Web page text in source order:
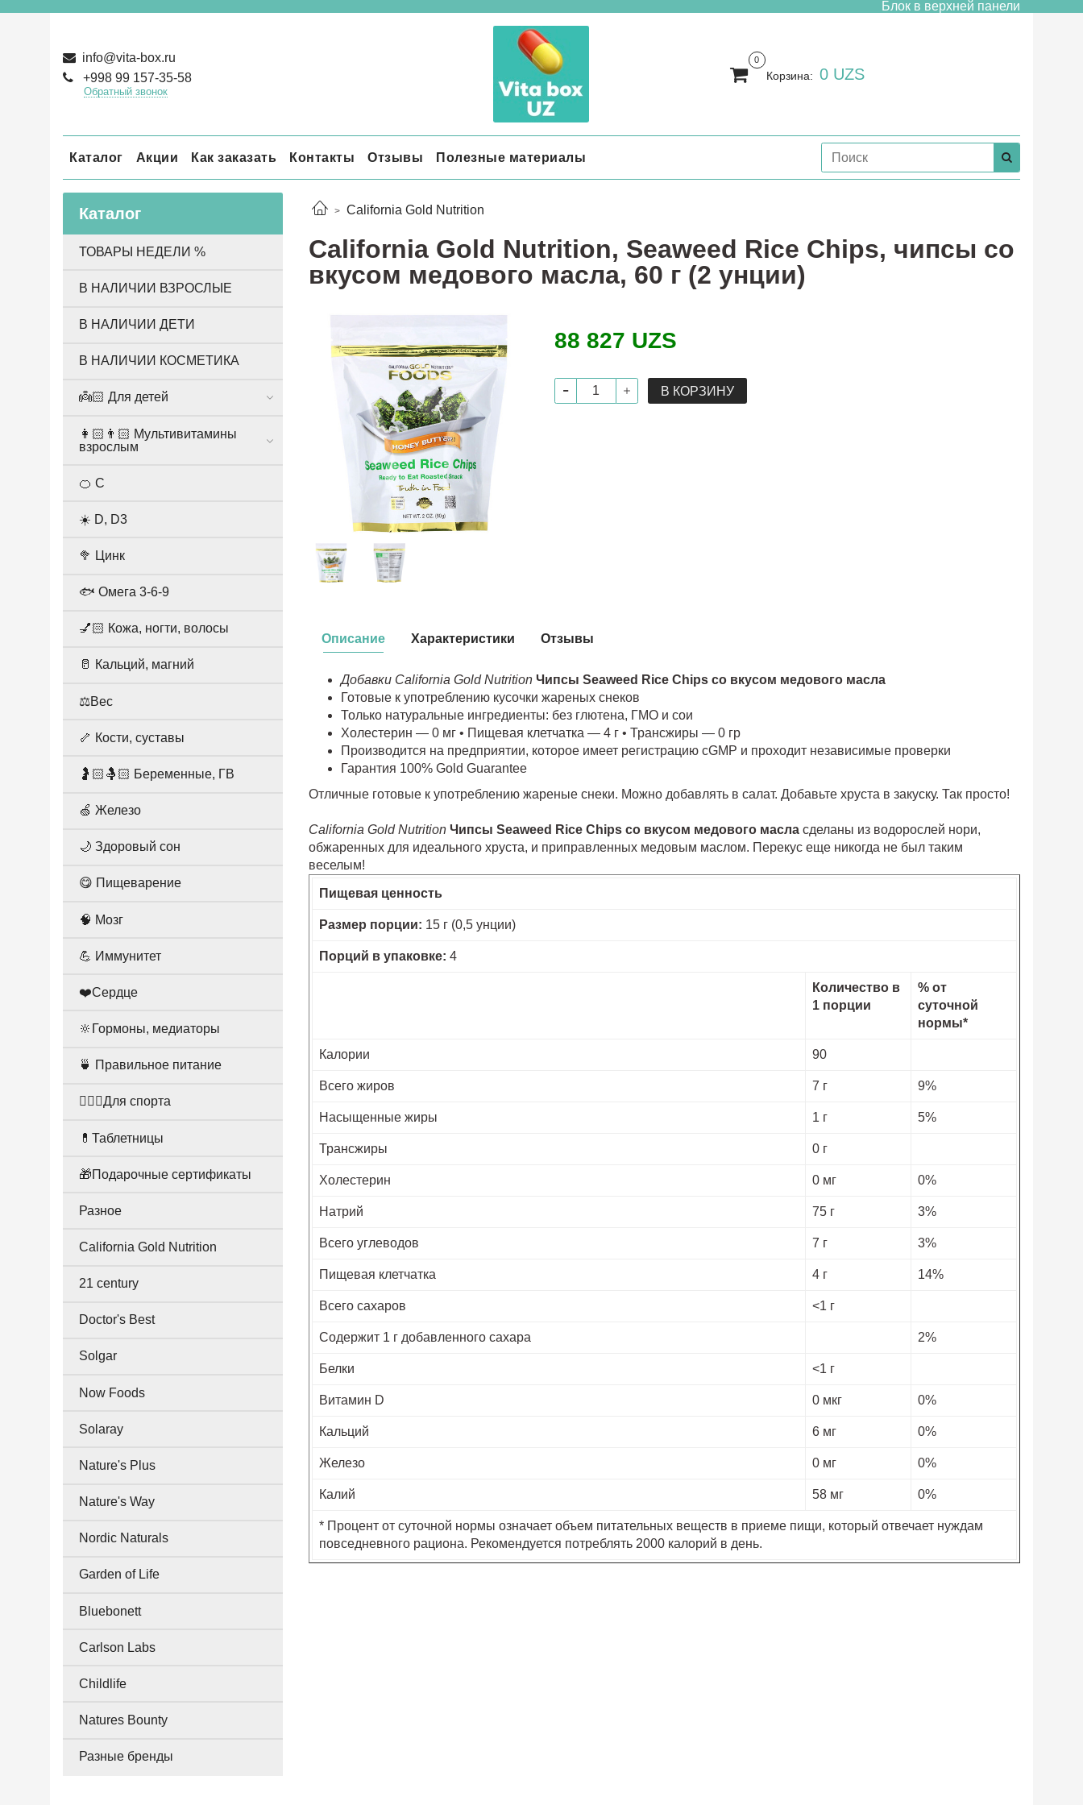
Блок в верхней панели
info@vita-box.ru
+998 99 157-35-58
Обратный звонок
0
Корзина: 0 UZS
Каталог Акции Как заказать Контакты Отзывы Полезные материалы
California Gold Nutrition
California Gold Nutrition, Seaweed Rice Chips, чипсы со
вкусом медового масла, 60 г (2 унции)
88 827 UZS
В КОРЗИНУ
Описание
Добавки California Gold Nutrition Чипсы Seaweed Rice Chips со вкусом медового масла
Готовые к употреблению кусочки жареных снеков
Только натуральные ингредиенты: без глютена, ГМО и сои
Холестерин — 0 мг • Пищевая клетчатка — 4 г • Трансжиры — 0 гр
Производится на предприятии, которое имеет регистрацию cGMP и проходит независимые проверки
Гарантия 100% Gold Guarantee
Отличные готовые к употреблению жареные снеки. Можно добавлять в салат. Добавьте хруста в закуску. Так просто!
California Gold Nutrition Чипсы Seaweed Rice Chips со вкусом медового масла сделаны из водорослей нори,
обжаренных для идеального хруста, и приправленных медовым маслом. Перекус еще никогда не был таким
веселым!
Пищевая ценность
Размер порции: 15 г (0,5 унции)
Порций в упаковке: 4
Количество в
1 порции
% от
суточной
нормы*
Калории 90
Всего жиров 7 г 9%
Насыщенные жиры 1 г 5%
Трансжиры 0 г
Холестерин 0 мг 0%
Натрий 75 г 3%
Всего углеводов 7 г 3%
Пищевая клетчатка 4 г 14%
Всего сахаров <1 г
Содержит 1 г добавленного сахара 2%
Белки <1 г
Витамин D 0 мкг 0%
Кальций 6 мг 0%
Железо 0 мг 0%
Калий 58 мг 0%
* Процент от суточной нормы означает объем питательных веществ в приеме пищи, который отвечает нуждам
повседневного рациона. Рекомендуется потреблять 2000 калорий в день.
Характеристики Отзывы
Каталог
ТОВАРЫ НЕДЕЛИ %
В НАЛИЧИИ ВЗРОСЛЫЕ
В НАЛИЧИИ ДЕТИ
В НАЛИЧИИ КОСМЕТИКА
👼🏻 Для детей
👩🏻👨🏻 Мультивитамины
взрослым
🍊 С
☀️ D, D3
🥦 Цинк
🐟 Омега 3-6-9
💅🏻 Кожа, ногти, волосы
🥛 Кальций, магний
⚖️Вес
🦴 Кости, суставы
🤰🏻🤱🏻 Беременные, ГВ
🍏 Железо
🌙 Здоровый сон
😋 Пищеварение
🧠 Мозг
💪 Иммунитет
❤️Сердце
🔆Гормоны, медиаторы
🍵 Правильное питание
🤸🏻‍♀️Для спорта
💊Таблетницы
🎁Подарочные сертификаты
Разное
California Gold Nutrition
21 century
Doctor's Best
Solgar
Now Foods
Solaray
Nature's Plus
Nature's Way
Nordic Naturals
Garden of Life
Bluebonett
Carlson Labs
Childlife
Natures Bounty
Разные бренды